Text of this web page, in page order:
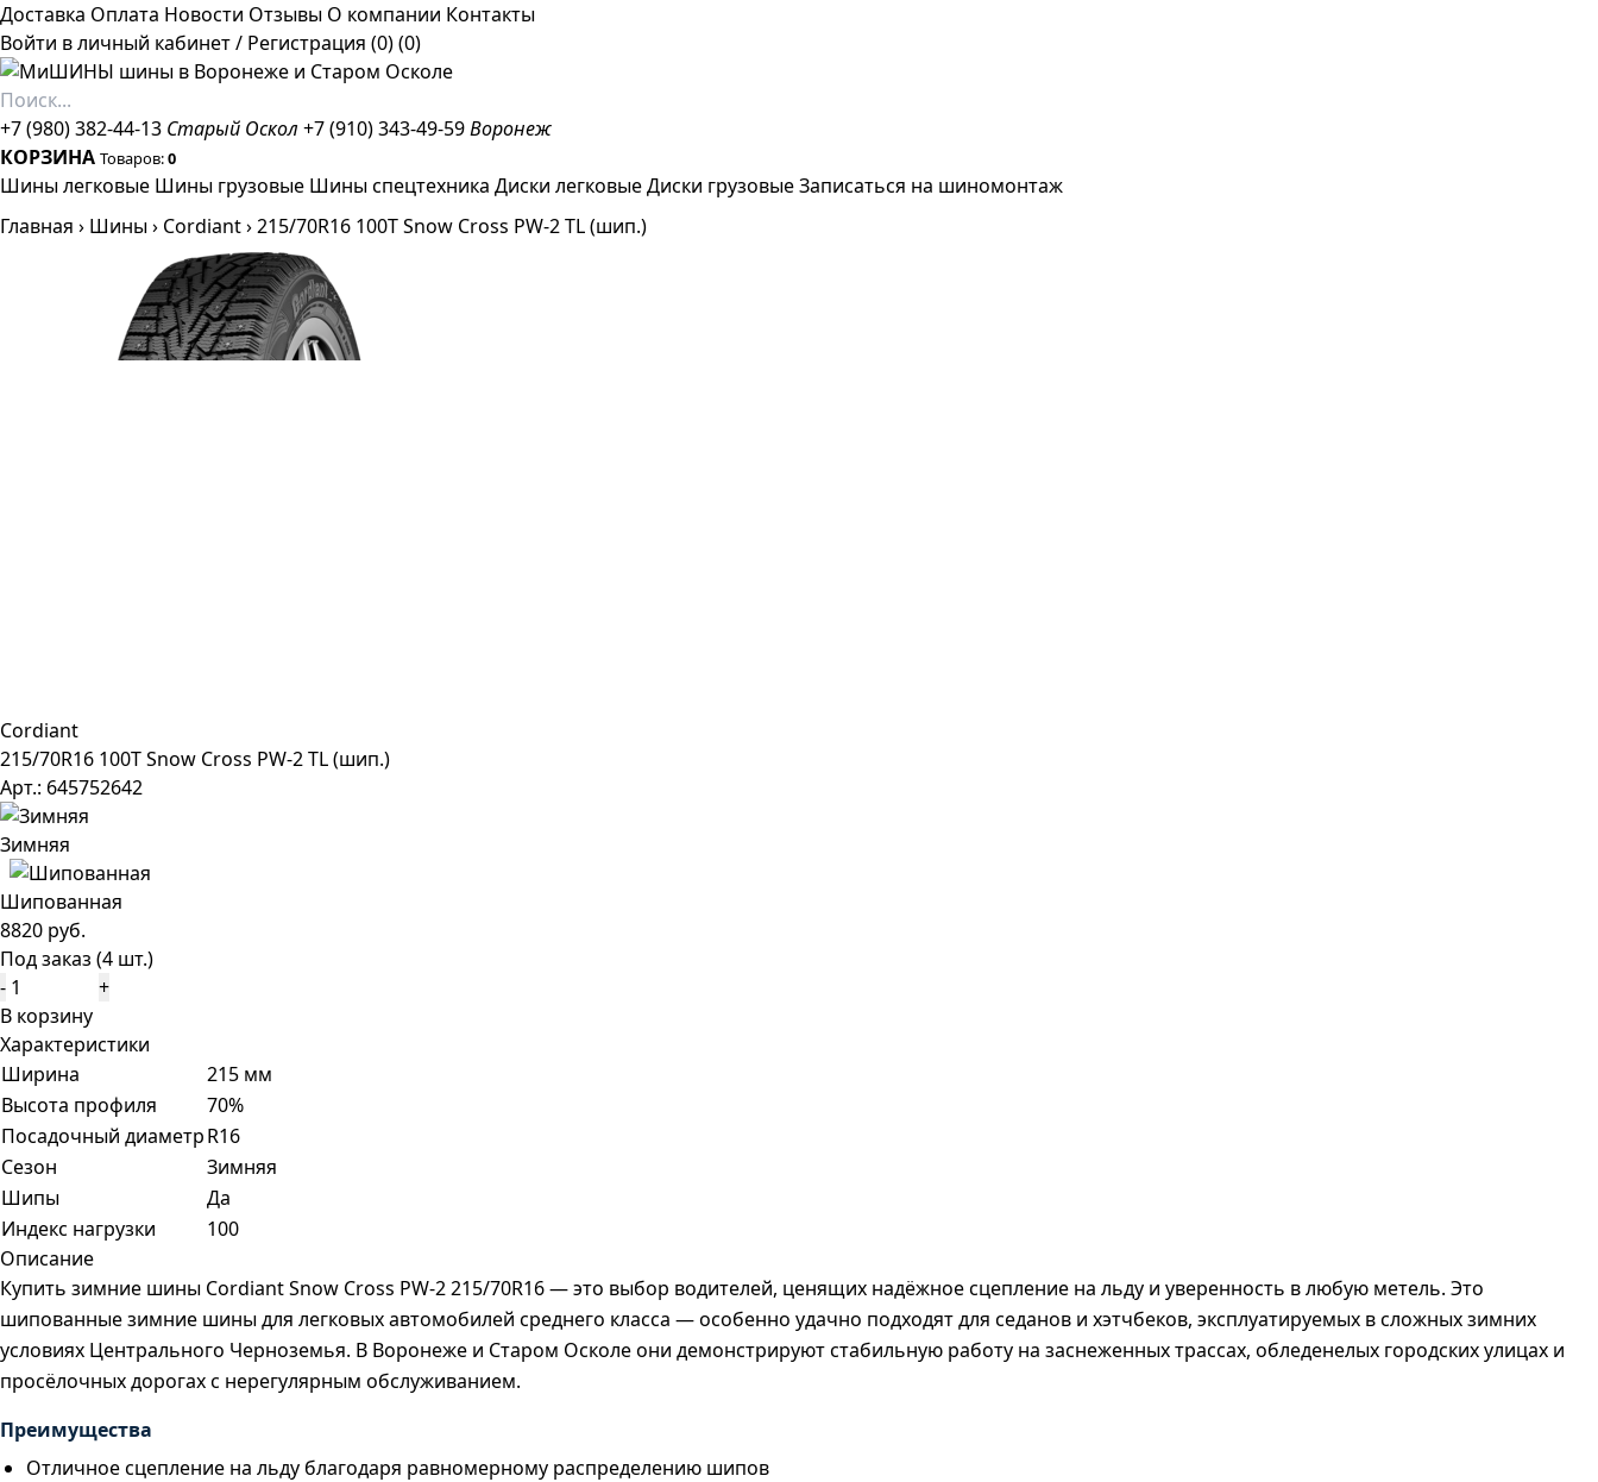
Доставка Оплата Новости Отзывы О компании Контакты
Войти в личный кабинет/ Регистрация (0)(0)
+7 (980) 382-44-13 Старый Оскол +7 (910) 343-49-59Воронеж
КОРЗИНА Товаров:0
Шины легковые Шины грузовые Шины спецтехника Диски легковыеДиски грузовыеЗаписаться на шиномонтаж
Главная › Шины› Cordiant›215/70R16 100T Snow Cross PW-2 TL (шип.)
Cordiant
215/70R16 100T Snow Cross PW-2 TL (шип.)
Арт.: 645752642
Зимняя
Шипованная
8820 руб.
Под заказ (4 шт.)
-
+
В корзину
Характеристики
Ширина
215 мм
Высота профиля
70%
Посадочный диаметрR16
Сезон
Зимняя
Шипы
Да
Индекс нагрузки
100
Описание
Купить зимние шины Cordiant Snow Cross PW-2 215/70R16 — это выбор водителей, ценящих надёжное сцепление на льду и уверенность в любую метель. Это
шипованные зимние шины для легковых автомобилей среднего класса — особенно удачно подходят для седанов и хэтчбеков, эксплуатируемых в сложных зимних
условиях Центрального Черноземья. В Воронеже и Старом Осколе они демонстрируют стабильную работу на заснеженных трассах, обледенелых городских улицах и
просёлочных дорогах с нерегулярным обслуживанием.
Преимущества
Отличное сцепление на льду благодаря равномерному распределению шипов